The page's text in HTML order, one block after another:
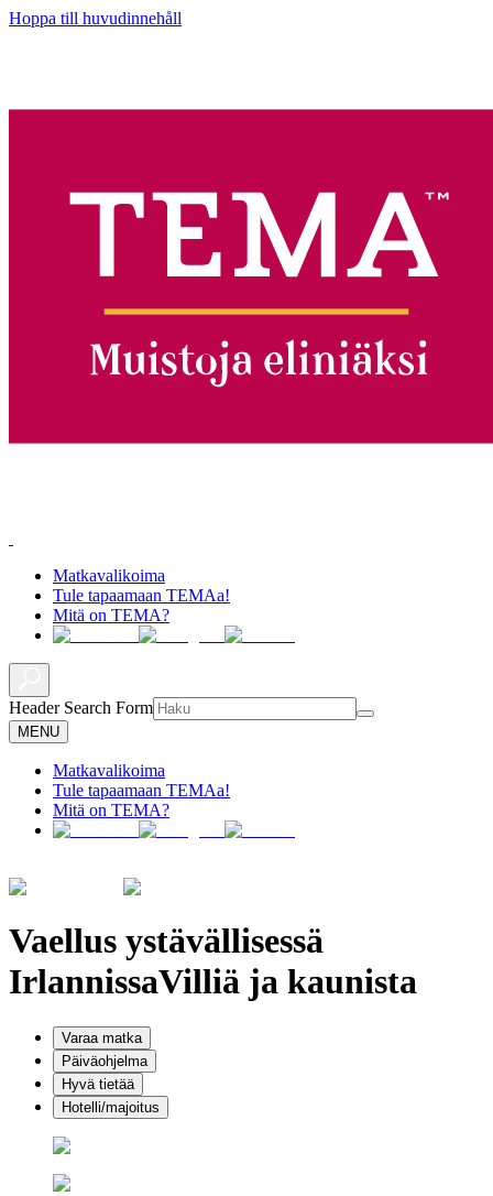
Hoppa till huvudinnehåll
Matkavalikoima
Tule tapaamaan TEMAa!
Mitä on TEMA?
Header Search Form
MENU
Matkavalikoima
Tule tapaamaan TEMAa!
Mitä on TEMA?
Vaellus ystävällisessä
IrlannissaVilliä ja kaunista
Varaa matka
Päiväohjelma
Hyvä tietää
Hotelli/majoitus